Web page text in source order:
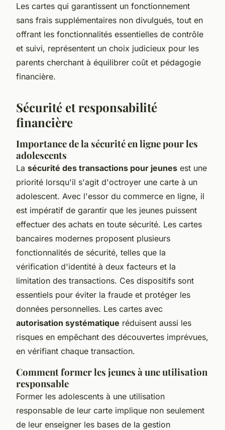
Les cartes qui garantissent un fonctionnement
sans frais supplémentaires non divulgués, tout en
offrant les fonctionnalités essentielles de contrôle
et suivi, représentent un choix judicieux pour les
parents cherchant à équilibrer coût et pédagogie
financière.
Sécurité et responsabilité
financière
Importance de la sécurité en ligne pour les
adolescents
La sécurité des transactions pour jeunes est une
priorité lorsqu'il s'agit d'octroyer une carte à un
adolescent. Avec l'essor du commerce en ligne, il
est impératif de garantir que les jeunes puissent
effectuer des achats en toute sécurité. Les cartes
bancaires modernes proposent plusieurs
fonctionnalités de sécurité, telles que la
vérification d'identité à deux facteurs et la
limitation des transactions. Ces dispositifs sont
essentiels pour éviter la fraude et protéger les
données personnelles. Les cartes avec
autorisation systématique réduisent aussi les
risques en empêchant des découvertes imprévues,
en vérifiant chaque transaction.
Comment former les jeunes à une utilisation
responsable
Former les adolescents à une utilisation
responsable de leur carte implique non seulement
de leur enseigner les bases de la gestion